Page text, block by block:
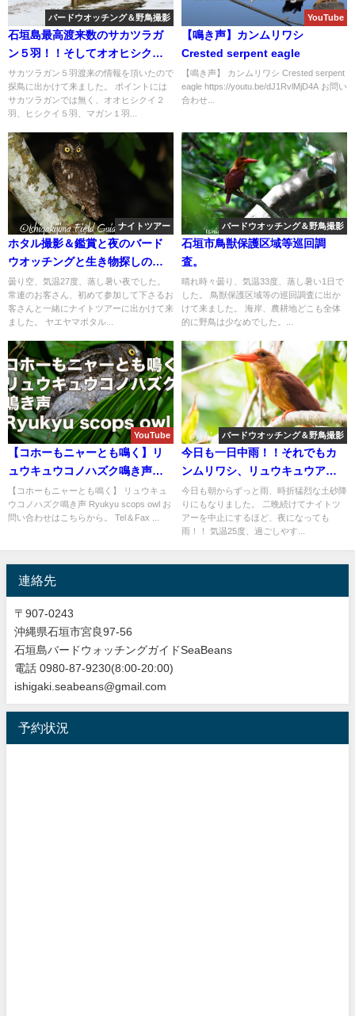
バードウオッチング＆野鳥撮影
石垣島最高渡来数のサカツラガ
ン５羽！！そしてオオヒシク
イ、ヒシクイ、マガン御一
行！！Swan goose＆Bean
goose＆Greater white-fronted
サカツラガン５羽渡来の情報を頂いたので
探鳥に出かけて来ました。 ポイントには
サカツラガンでは無く、オオヒシクイ２
羽、ヒシクイ５羽、マガン１羽...
YouTube
【鳴き声】カンムリワシ
Crested serpent eagle
【鳴き声】 カンムリワシ Crested serpent
eagle https://youtu.be/dJ1RvlMjD4A お問い
合わせ...
ナイトツアー
ホタル撮影＆鑑賞と夜のバード
ウオッチングと生き物探しのナ
イトツアー！！
曇り空、気温27度、蒸し暑い夜でした。
常連のお客さん、初めて参加して下さるお
客さんと一緒にナイトツアーに出かけて来
ました。 ヤエヤマボタル...
バードウオッチング＆野鳥撮影
石垣市鳥獣保護区域等巡回調
査。
晴れ時々曇り、気温33度、蒸し暑い1日で
した。 鳥獣保護区域等の巡回調査に出か
けて来ました。 海岸、農耕地どこも全体
的に野鳥は少なめでした。...
YouTube
【コホーもニャーとも鳴く】リ
ュウキュウコノハズク鳴き声
Ryukyu scops owl
【コホーもニャーとも鳴く】 リュウキュ
ウコノハズク鳴き声 Ryukyu scops owl お
問い合わせはこちらから。 Tel＆Fax ...
バードウオッチング＆野鳥撮影
今日も一日中雨！！それでもカ
ンムリワシ、リュウキュウアカ
ショウビン、タマシギ等など出
会い盛り沢山のバードウオッチ
ング＆野鳥撮影ガイド。
今日も朝からずっと雨、時折猛烈な土砂降
りにもなりました。 二晩続けてナイトツ
アーを中止にするほど、夜になっても
雨！！ 気温25度、過ごしやす...
連絡先
〒907-0243
沖縄県石垣市宮良97-56
石垣島バードウォッチングガイドSeaBeans
電話 0980-87-9230(8:00-20:00)
ishigaki.seabeans@gmail.com
予約状況